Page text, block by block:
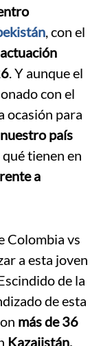
, con el
. Y aunque el
con el
ocasión para
país
qué tienen en
a
Colombia vs
a esta joven
de la
de esta
más de 36
Kazajistán,